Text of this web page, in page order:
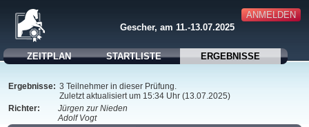
ANMELDEN
Gescher, am 11.-13.07.2025
ZEITPLAN STARTLISTE ERGEBNISSE
Ergebnisse: 3 Teilnehmer in dieser Prüfung.
Zuletzt aktualisiert um 15:34 Uhr (13.07.2025)
Richter:
Jürgen zur Nieden
Adolf Vogt